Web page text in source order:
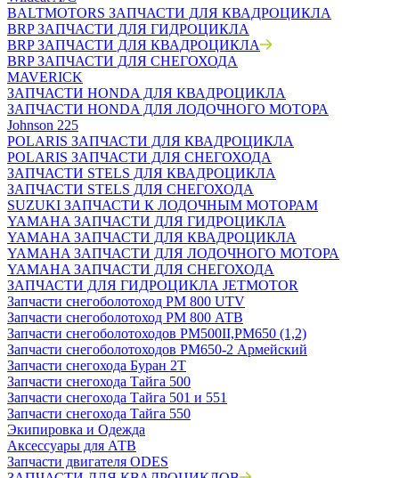
BALTMOTORS ЗАПЧАСТИ ДЛЯ КВАДРОЦИКЛА
BRP ЗАПЧАСТИ ДЛЯ ГИДРОЦИКЛА
BRP ЗАПЧАСТИ ДЛЯ КВАДРОЦИКЛА
BRP ЗАПЧАСТИ ДЛЯ СНЕГОХОДА
MAVERICK
ЗАПЧАСТИ HONDA ДЛЯ КВАДРОЦИКЛА
ЗАПЧАСТИ HONDA ДЛЯ ЛОДОЧНОГО МОТОРА
Johnson 225
POLARIS ЗАПЧАСТИ ДЛЯ КВАДРОЦИКЛА
POLARIS ЗАПЧАСТИ ДЛЯ СНЕГОХОДА
ЗАПЧАСТИ STELS ДЛЯ КВАДРОЦИКЛА
ЗАПЧАСТИ STELS ДЛЯ СНЕГОХОДА
SUZUKI ЗАПЧАСТИ К ЛОДОЧНЫМ МОТОРАМ
YAMAHA ЗАПЧАСТИ ДЛЯ ГИДРОЦИКЛА
YAMAHA ЗАПЧАСТИ ДЛЯ КВАДРОЦИКЛА
YAMAHA ЗАПЧАСТИ ДЛЯ ЛОДОЧНОГО МОТОРА
YAMAHA ЗАПЧАСТИ ДЛЯ СНЕГОХОДА
ЗАПЧАСТИ ДЛЯ ГИДРОЦИКЛА JETMOTOR
Запчасти снегоболотоход РМ 800 UTV
Запчасти снегоболотоход РМ 800 АТВ
Запчасти снегоболотоходов РМ500II,РМ650 (1,2)
Запчасти снегоболотоходов РМ650-2 Армейский
Запчасти снегохода Буран 2Т
Запчасти снегохода Тайга 500
Запчасти снегохода Тайга 501 и 551
Запчасти снегохода Тайга 550
Экипировка и Одежда
Аксессуары для АТВ
Запчасти двигателя ODES